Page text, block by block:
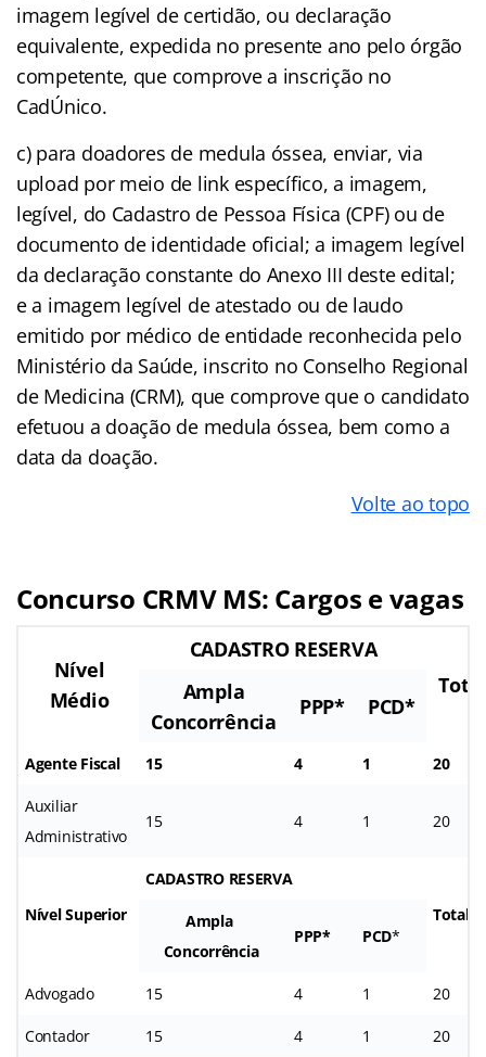
imagem legível de certidão, ou declaração
equivalente, expedida no presente ano pelo órgão
competente, que comprove a inscrição no
CadÚnico.
c) para doadores de medula óssea, enviar, via
upload por meio de link específico, a imagem,
legível, do Cadastro de Pessoa Física (CPF) ou de
documento de identidade oficial; a imagem legível
da declaração constante do Anexo III deste edital;
e a imagem legível de atestado ou de laudo
emitido por médico de entidade reconhecida pelo
Ministério da Saúde, inscrito no Conselho Regional
de Medicina (CRM), que comprove que o candidato
efetuou a doação de medula óssea, bem como a
data da doação.
Volte ao topo
Concurso CRMV MS: Cargos e vagas
Nível
Médio
CADASTRO RESERVA
Total
Ampla
Concorrência
PPP* PCD*
Agente Fiscal 15 4 1 20
Auxiliar
Administrativo
15 4 1 20
Nível Superior
CADASTRO RESERVA
Total
Ampla
Concorrência
PPP* PCD*
Advogado 15 4 1 20
Contador 15 4 1 20